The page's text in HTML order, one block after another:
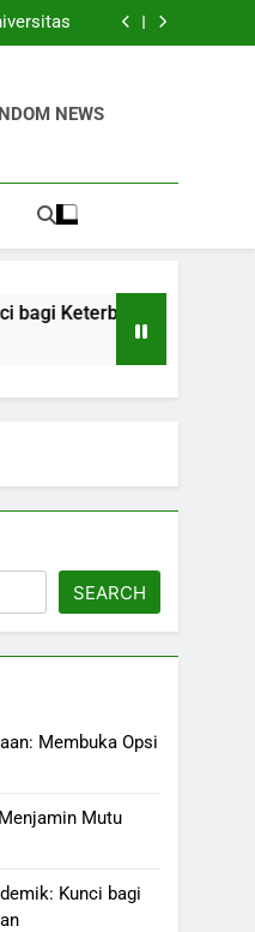
NEWS
dan Keefisienan
SEARCH
Membuka Opsi
Mutu
Kunci bagi